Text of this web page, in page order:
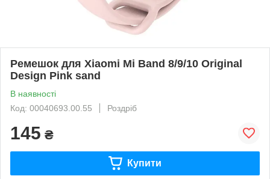
Ремешок для Xiaomi Mi Band 8/9/10 Original
Design Pink sand
В наявності
Код: 00040693.00.55
Роздріб
145 ₴
Купити